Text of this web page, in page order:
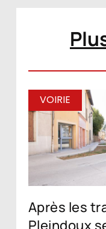
VOIRIE
Après les
Pleindoux